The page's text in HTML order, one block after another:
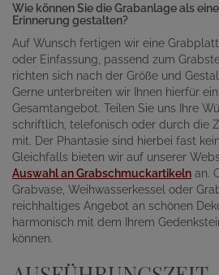
Wie können Sie die Grabanlage als
Erinnerung gestalten?
Auf Wunsch fertigen wir eine
oder Einfassung, passend zum
richten sich nach der Größe und
Gerne unterbreiten wir Ihnen hierfür
Gesamtangebot. Teilen Sie uns Ihre
schriftlich, telefonisch oder durch die
mit. Der Phantasie sind hierbei fast
Gleichfalls bieten wir auf unserer
Auswahl an Grabschmuckartikeln an.
Grabvase, Weihwasserkessel oder
reichhaltiges Angebot an schönen
harmonisch mit dem Ihrem
können.